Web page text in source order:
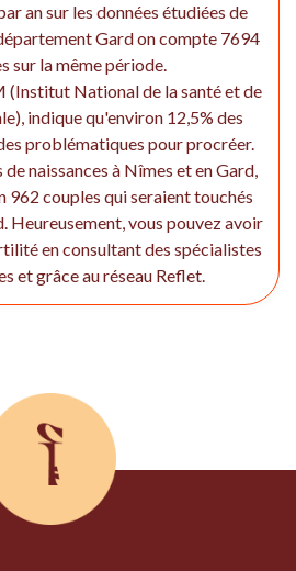
an sur les données étudiées de
Gard on compte 7694
sur la même période.
(Institut National de la santé et de
indique qu'environ 12,5% des
problématiques pour procréer.
naissances à Nîmes et en Gard,
962 couples qui seraient touchés
Heureusement, vous pouvez avoir
en consultant des spécialistes
et grâce au réseau Reflet.